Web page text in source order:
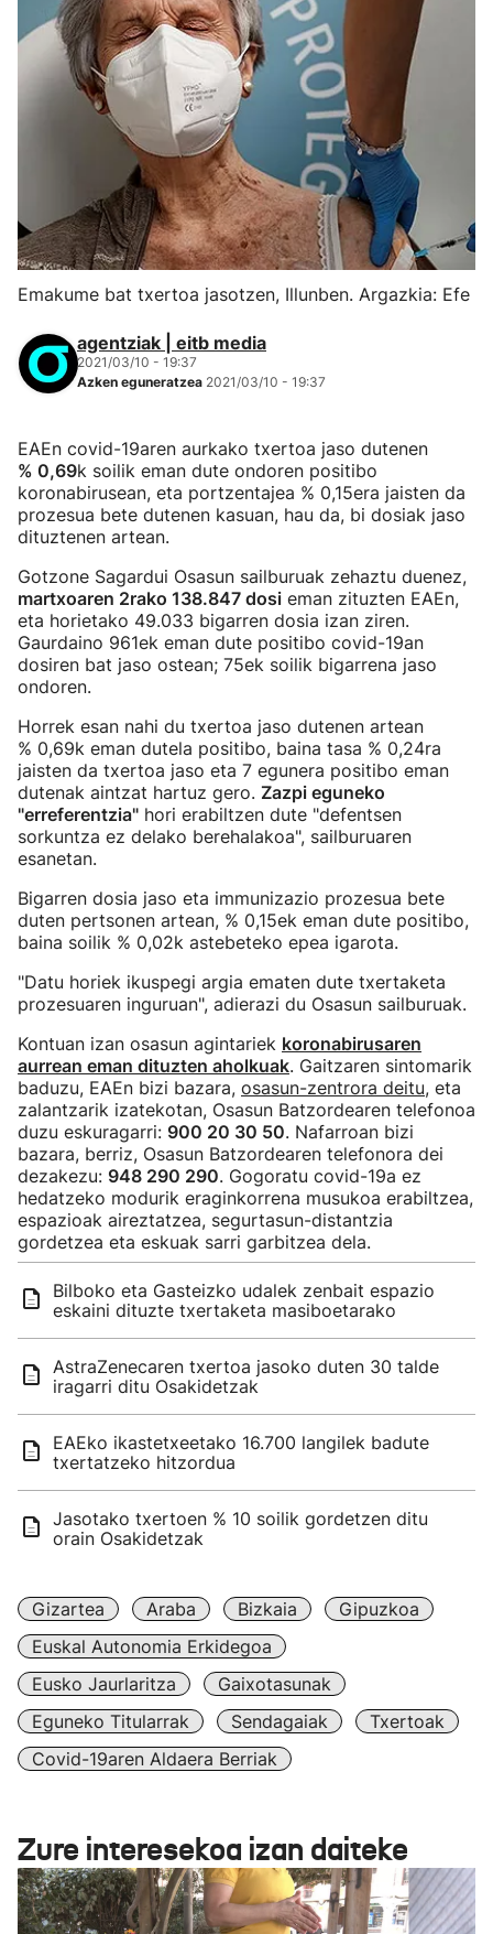
Emakume bat txertoa jasotzen, Illunben. Argazkia: Efe
agentziak | eitb media
2021/03/10 - 19:37
Azken eguneratzea 2021/03/10 - 19:37
EAEn covid-19aren aurkako txertoa jaso dutenen
% 0,69k soilik eman dute ondoren positibo
koronabirusean, eta portzentajea % 0,15era jaisten da
prozesua bete dutenen kasuan, hau da, bi dosiak jaso
dituztenen artean.
Gotzone Sagardui Osasun sailburuak zehaztu duenez,
martxoaren 2rako 138.847 dosi eman zituzten EAEn,
eta horietako 49.033 bigarren dosia izan ziren.
Gaurdaino 961ek eman dute positibo covid-19an
dosiren bat jaso ostean; 75ek soilik bigarrena jaso
ondoren.
Horrek esan nahi du txertoa jaso dutenen artean
% 0,69k eman dutela positibo, baina tasa % 0,24ra
jaisten da txertoa jaso eta 7 egunera positibo eman
dutenak aintzat hartuz gero. Zazpi eguneko
"erreferentzia" hori erabiltzen dute "defentsen
sorkuntza ez delako berehalakoa", sailburuaren
esanetan.
Bigarren dosia jaso eta immunizazio prozesua bete
duten pertsonen artean, % 0,15ek eman dute positibo,
baina soilik % 0,02k astebeteko epea igarota.
"Datu horiek ikuspegi argia ematen dute txertaketa
prozesuaren inguruan", adierazi du Osasun sailburuak.
Kontuan izan osasun agintariek koronabirusaren
aurrean eman dituzten aholkuak. Gaitzaren sintomarik
baduzu, EAEn bizi bazara, osasun-zentrora deitu, eta
zalantzarik izatekotan, Osasun Batzordearen telefonoa
duzu eskuragarri: 900 20 30 50. Nafarroan bizi
bazara, berriz, Osasun Batzordearen telefonora dei
dezakezu: 948 290 290. Gogoratu covid-19a ez
hedatzeko modurik eraginkorrena musukoa erabiltzea,
espazioak aireztatzea, segurtasun-distantzia
gordetzea eta eskuak sarri garbitzea dela.
Bilboko eta Gasteizko udalek zenbait espazio
eskaini dituzte txertaketa masiboetarako
AstraZenecaren txertoa jasoko duten 30 talde
iragarri ditu Osakidetzak
EAEko ikastetxeetako 16.700 langilek badute
txertatzeko hitzordua
Jasotako txertoen % 10 soilik gordetzen ditu
orain Osakidetzak
Gizartea Araba Bizkaia
Gipuzkoa
Euskal Autonomia Erkidegoa
Eusko Jaurlaritza
Gaixotasunak
Eguneko Titularrak
Sendagaiak
Txertoak
Covid-19aren Aldaera Berriak
Zure interesekoa izan daiteke